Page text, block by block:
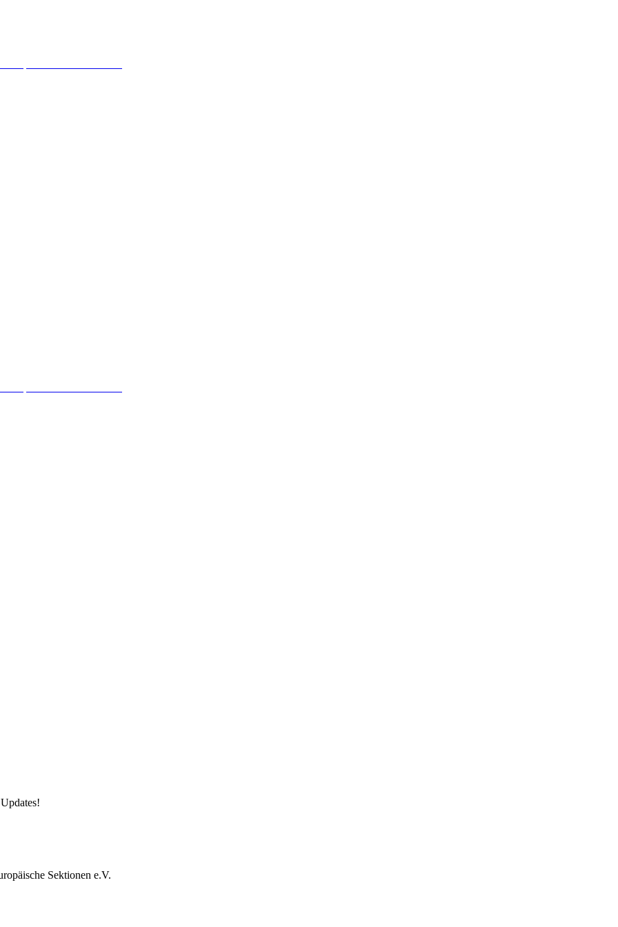
Sektionen e.V.